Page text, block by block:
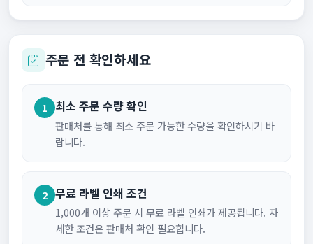
주문 전 확인하세요
1 최소 주문 수량 확인
판매처를 통해 최소 주문 가능한 수량을 확인하시기 바
랍니다.
2 무료 라벨 인쇄 조건
1,000개 이상 주문 시 무료 라벨 인쇄가 제공됩니다. 자
세한 조건은 판매처 확인 필요합니다.